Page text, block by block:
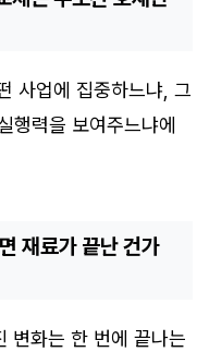
사업에 집중하느냐, 그
행력을 보여주느냐에
재료가 끝난 건가
변화는 한 번에 끝나는